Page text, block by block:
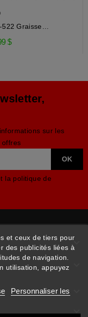
522 Graisse
EP-0 pour...
$
sur les
offres
la politique de


et ceux de tiers pour
des publicités liées à
de navigation.
utilisation, appuyez
Personnaliser les